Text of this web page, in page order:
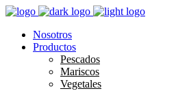
Nosotros
Productos
Pescados
Mariscos
Vegetales